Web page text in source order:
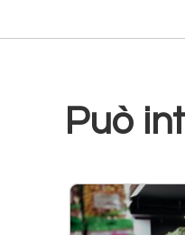
Può